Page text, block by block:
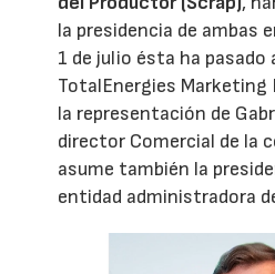
la presidencia de ambas
1 de julio ésta ha pasado
TotalEnergies Marketing
la representación de
director Comercial de la
asume también la
entidad administradora